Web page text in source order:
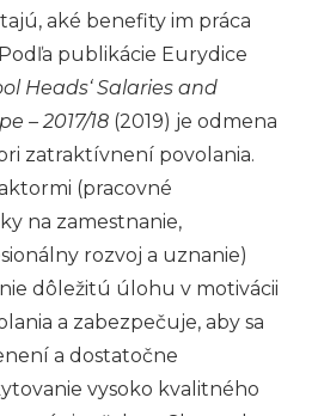
aké benefity im práca
publikácie Eurydice
Heads‘ Salaries and
– 2017/18 (2019) je odmena
zatraktívnení povolania.
(pracovné
na zamestnanie,
rozvoj a uznanie)
dôležitú úlohu v motivácii
a zabezpečuje, aby sa
a dostatočne
vysoko kvalitného